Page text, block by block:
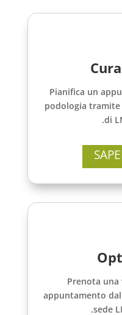
Pianifica un
podologia
di
Prenota
appuntamento
sede